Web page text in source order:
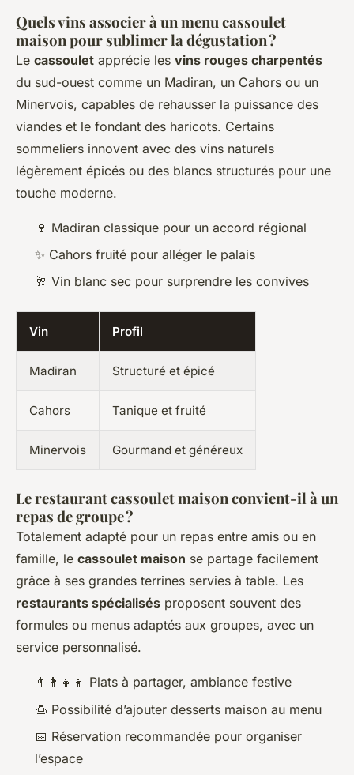
Quels vins associer à un menu cassoulet
maison pour sublimer la dégustation ?
Le cassoulet apprécie les vins rouges charpentés
du sud-ouest comme un Madiran, un Cahors ou un
Minervois, capables de rehausser la puissance des
viandes et le fondant des haricots. Certains
sommeliers innovent avec des vins naturels
légèrement épicés ou des blancs structurés pour une
touche moderne.
🍷 Madiran classique pour un accord régional
✨ Cahors fruité pour alléger le palais
🥂 Vin blanc sec pour surprendre les convives
Vin Profil
Madiran Structuré et épicé
Cahors Tanique et fruité
Minervois Gourmand et généreux
Le restaurant cassoulet maison convient-il à un
repas de groupe ?
Totalement adapté pour un repas entre amis ou en
famille, le cassoulet maison se partage facilement
grâce à ses grandes terrines servies à table. Les
restaurants spécialisés proposent souvent des
formules ou menus adaptés aux groupes, avec un
service personnalisé.
👨‍👩‍👧‍👦 Plats à partager, ambiance festive
🍮 Possibilité d’ajouter desserts maison au menu
📅 Réservation recommandée pour organiser
l’espace